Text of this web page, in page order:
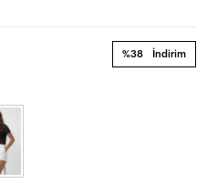
%38 İndirim